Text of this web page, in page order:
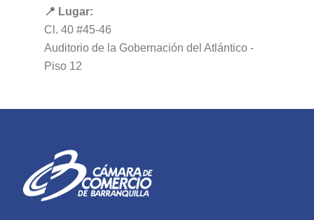
📍 Lugar:
Cl. 40 #45-46
Auditorio de la Gobernación del Atlántico -
Piso 12